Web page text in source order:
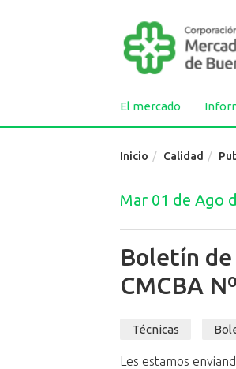
El mercado
Inicio Calidad
Mar 01 de Ago
Boletín
CMCBA
Técnicas
Les estamos